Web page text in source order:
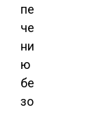
пе
че
ни
ю
бе
зо